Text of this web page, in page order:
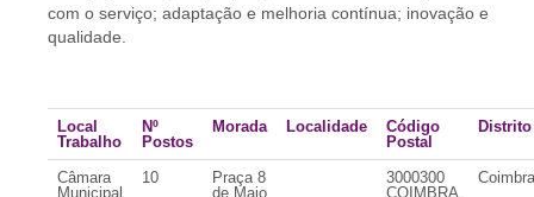
com o serviço; adaptação e melhoria contínua; inovação e
qualidade.
Local
Trabalho
Nº
Postos
Morada Localidade
Código
Postal
Distrito
Câmara
Municipal
10
Praça 8
de Maio
3000300
COIMBRA
Coimbra